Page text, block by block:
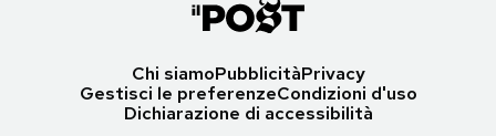
Chi siamoPubblicitàPrivacy
Gestisci le preferenzeCondizioni d'uso
Dichiarazione di accessibilità